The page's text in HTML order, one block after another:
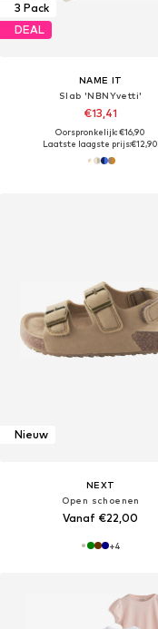
3 Pack
DEAL
NAME IT
Slab 'NBNYvetti'
€13,41
Oorspronkelijk: €16,90
Laatste laagste prijs:€12,90
Nieuw
NEXT
Open schoenen
Vanaf €22,00
+4